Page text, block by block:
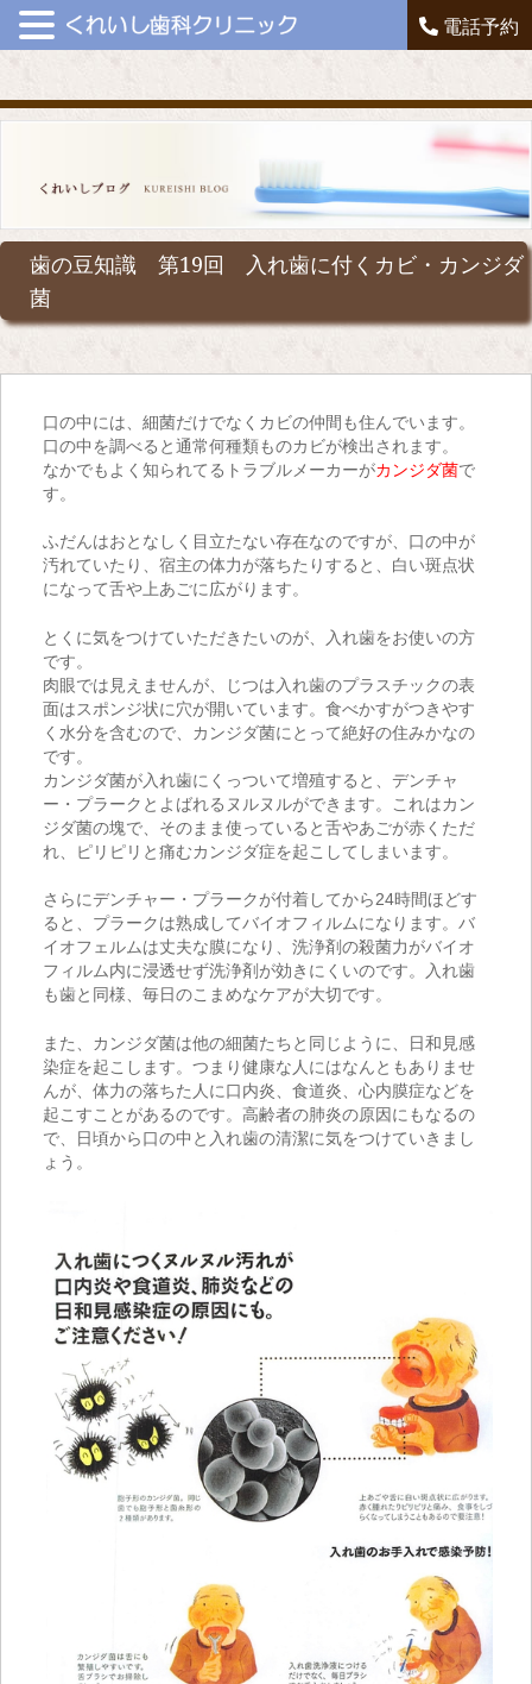
電話予約
歯の豆知識 第19回 入れ歯に付くカビ・カンジダ
菌
口の中には、細菌だけでなくカビの仲間も住んでいます。
口の中を調べると通常何種類ものカビが検出されます。
なかでもよく知られてるトラブルメーカーがカンジダ菌で
す。
ふだんはおとなしく目立たない存在なのですが、口の中が
汚れていたり、宿主の体力が落ちたりすると、白い斑点状
になって舌や上あごに広がります。
とくに気をつけていただきたいのが、入れ歯をお使いの方
です。
肉眼では見えませんが、じつは入れ歯のプラスチックの表
面はスポンジ状に穴が開いています。食べかすがつきやす
く水分を含むので、カンジダ菌にとって絶好の住みかなの
です。
カンジダ菌が入れ歯にくっついて増殖すると、デンチャ
ー・プラークとよばれるヌルヌルができます。これはカン
ジダ菌の塊で、そのまま使っていると舌やあごが赤くただ
れ、ピリピリと痛むカンジダ症を起こしてしまいます。
さらにデンチャー・プラークが付着してから24時間ほどす
ると、プラークは熟成してバイオフィルムになります。バ
イオフェルムは丈夫な膜になり、洗浄剤の殺菌力がバイオ
フィルム内に浸透せず洗浄剤が効きにくいのです。入れ歯
も歯と同様、毎日のこまめなケアが大切です。
また、カンジダ菌は他の細菌たちと同じように、日和見感
染症を起こします。つまり健康な人にはなんともありませ
んが、体力の落ちた人に口内炎、食道炎、心内膜症などを
起こすことがあるのです。高齢者の肺炎の原因にもなるの
で、日頃から口の中と入れ歯の清潔に気をつけていきまし
ょう。